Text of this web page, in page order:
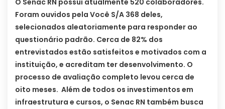
O Senac RN possui atualmente 520 colaboradores.
Foram ouvidos pela Você S/A 368 deles,
selecionados aleatoriamente para responder ao
questionário padrão. Cerca de 82% dos
entrevistados estão satisfeitos e motivados com a
instituição, e acreditam ter desenvolvimento. O
processo de avaliação completo levou cerca de
oito meses. Além de todos os investimentos em
infraestrutura e cursos, o Senac RN também busca